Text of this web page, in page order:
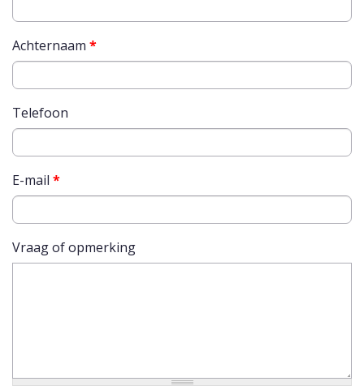
Achternaam *
Telefoon
E-mail *
Vraag of opmerking